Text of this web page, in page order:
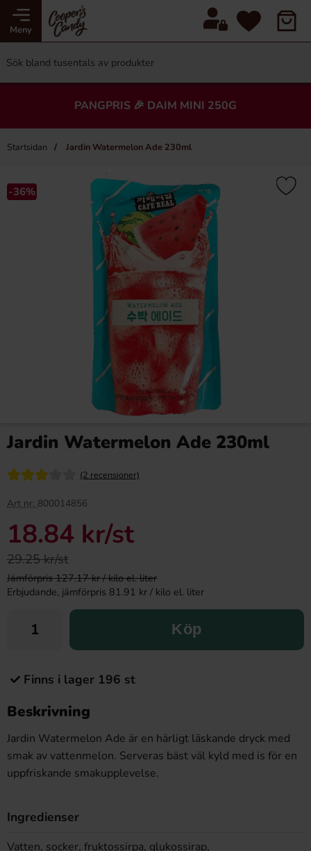
Meny
PANGPRIS 🎉 DAIM MINI 250G
Startsidan Jardin Watermelon Ade 230ml
-36%
Jardin Watermelon Ade 230ml
(2 recensioner)
Art nr: 800014856
18.84 kr/st
29.25 kr/st
Jämförpris 127.17 kr / kilo el. liter
Erbjudande, jämförpris 81.91 kr / kilo el. liter
Köp
Finns i lager 196 st
Beskrivning
Jardin Watermelon Ade är en härligt läskande dryck med
smak av vattenmelon. Serveras bäst väl kyld med is för en
uppfriskande smakupplevelse.
Ingredienser
Vatten, socker, fruktossirpa, glukossirap,